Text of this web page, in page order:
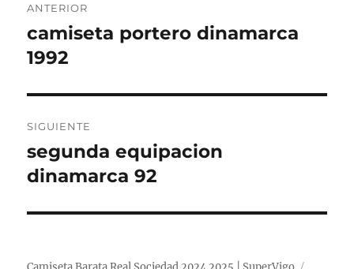
de
entradas
ANTERIOR
Entrada
anterior:
camiseta portero dinamarca
1992
SIGUIENTE
Entrada
siguiente:
segunda equipacion
dinamarca 92